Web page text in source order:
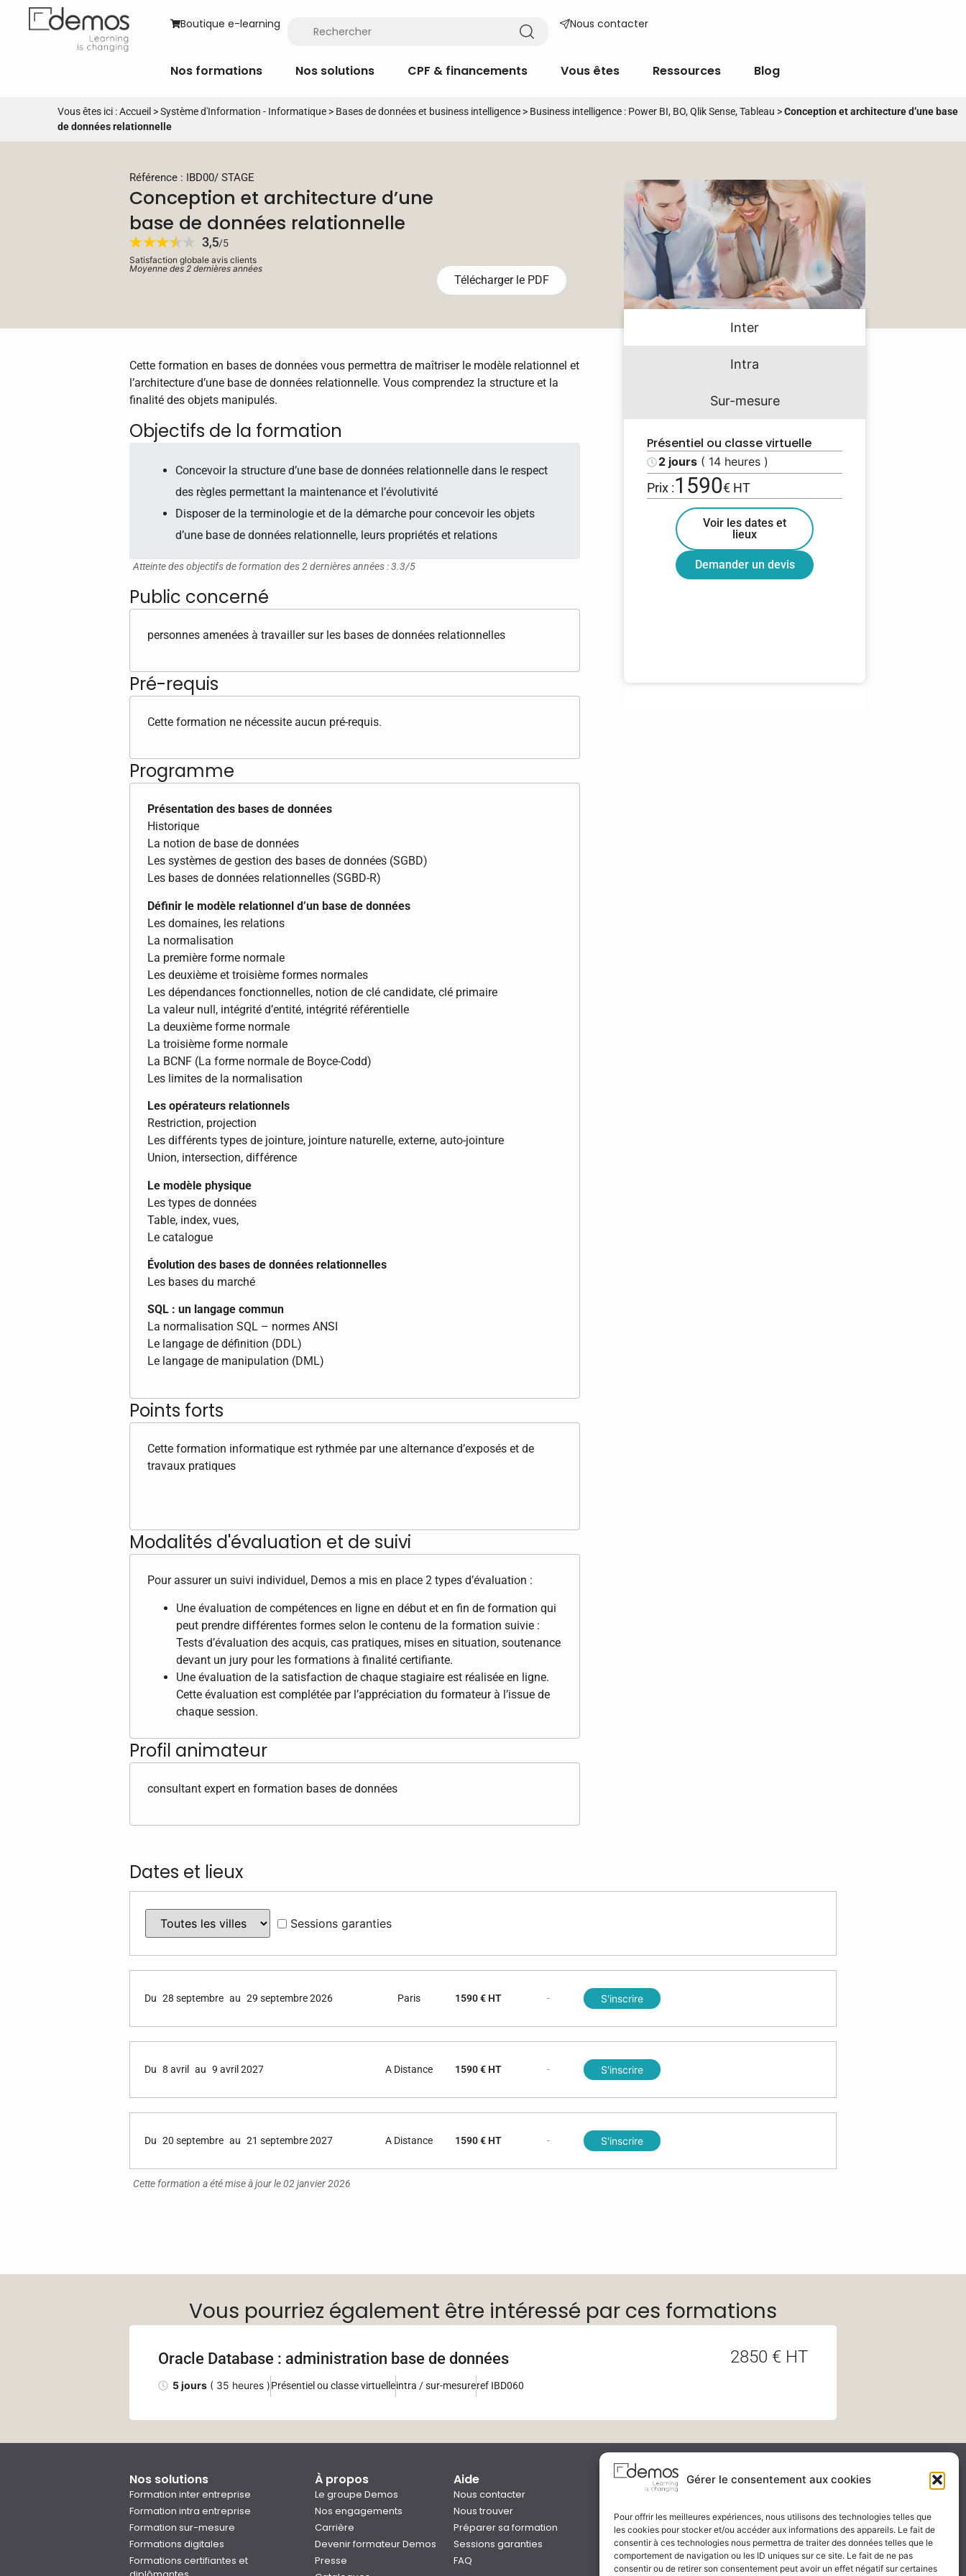
Gérer le consentement aux cookies
Pour offrir les meilleures expériences, nous utilisons des technologies telles que
les cookies pour stocker et/ou accéder aux informations des appareils. Le fait de
consentir à ces technologies nous permettra de traiter des données telles que le
comportement de navigation ou les ID uniques sur ce site. Le fait de ne pas
consentir ou de retirer son consentement peut avoir un effet négatif sur certaines
Boutique e-learning Nous contacter
Nos formations Nos solutions CPF & financements Vous êtes Ressources Blog
Vous êtes ici :Accueil >Système d'Information - Informatique > Bases de données et business intelligence > Business intelligence : Power BI, BO, Qlik Sense, Tableau >Conception et architecture d’une base
de données relationnelle
Inter
Intra
Sur-mesure
Présentiel ou classe virtuelle
2 jours ( 14 heures )
Prix :1590€ HT
Voir les dates et
lieux
Demander un devis
Référence : IBD00/ STAGE
Conception et architecture d’une
base de données relationnelle
Satisfaction globale avis clients
Moyenne des 2 dernières années
Télécharger le PDF
Cette formation en bases de données vous permettra de maîtriser le modèle relationnel et
l’architecture d’une base de données relationnelle. Vous comprendez la structure et la
finalité des objets manipulés.
Objectifs de la formation
Concevoir la structure d’une base de données relationnelle dans le respect
des règles permettant la maintenance et l’évolutivité
Disposer de la terminologie et de la démarche pour concevoir les objets
d’une base de données relationnelle, leurs propriétés et relations
Atteinte des objectifs de formation des 2 dernières années : 3.3/5
Public concerné
personnes amenées à travailler sur les bases de données relationnelles
Pré-requis
Cette formation ne nécessite aucun pré-requis.
Programme
Présentation des bases de données
Historique
La notion de base de données
Les systèmes de gestion des bases de données (SGBD)
Les bases de données relationnelles (SGBD-R)
Définir le modèle relationnel d’un base de données
Les domaines, les relations
La normalisation
La première forme normale
Les deuxième et troisième formes normales
Les dépendances fonctionnelles, notion de clé candidate, clé primaire
La valeur null, intégrité d’entité, intégrité référentielle
La deuxième forme normale
La troisième forme normale
La BCNF (La forme normale de Boyce-Codd)
Les limites de la normalisation
Les opérateurs relationnels
Restriction, projection
Les différents types de jointure, jointure naturelle, externe, auto-jointure
Union, intersection, différence
Le modèle physique
Les types de données
Table, index, vues,
Le catalogue
Évolution des bases de données relationnelles
Les bases du marché
SQL : un langage commun
La normalisation SQL – normes ANSI
Le langage de définition (DDL)
Le langage de manipulation (DML)
Points forts
Cette formation informatique est rythmée par une alternance d’exposés et de
travaux pratiques
Modalités d'évaluation et de suivi
Pour assurer un suivi individuel, Demos a mis en place 2 types d’évaluation :
Une évaluation de compétences en ligne en début et en fin de formation qui
peut prendre différentes formes selon le contenu de la formation suivie :
Tests d’évaluation des acquis, cas pratiques, mises en situation, soutenance
devant un jury pour les formations à finalité certifiante.
Une évaluation de la satisfaction de chaque stagiaire est réalisée en ligne.
Cette évaluation est complétée par l’appréciation du formateur à l’issue de
chaque session.
Profil animateur
consultant expert en formation bases de données
Dates et lieux
Sessions garanties
Du 28 septembre au 29 septembre 2026 Paris 1590 € HT - S'inscrire
Du 8 avril au 9 avril 2027 A Distance 1590 € HT - S'inscrire
Du 20 septembre au 21 septembre 2027 A Distance 1590 € HT - S'inscrire
Cette formation a été mise à jour le 02 janvier 2026
Vous pourriez également être intéressé par ces formations
Oracle Database : administration base de données 2850 € HT
5 jours ( 35 heures )Présentiel ou classe virtuelleintra / sur-mesureref IBD060
Nos solutions
Formation inter entreprise
Formation intra entreprise
Formation sur-mesure
Formations digitales
Formations certifiantes et
À propos
Le groupe Demos
Nos engagements
Carrière
Devenir formateur Demos
Presse
Aide
Nous contacter
Nous trouver
Préparer sa formation
Sessions garanties
FAQ
Qualité & certification
Notre certificat
Rejoignez-nous